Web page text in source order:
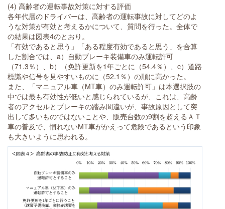
(4) 高齢者の運転事故対策に対する評価
各年代層のドライバーは、高齢者の運転事故に対してどのよ
うな対策が有効と考えるかについて、質問を行った。全体で
の結果は図表4のとおり。
「有効であると思う」「ある程度有効であると思う」を合算
した割合では、a）自動ブレーキ装備車のみ運転許可
（71.3％）、b）（免許更新を1年ごとに（54.4％）、c）道路
標識や信号を見やすいものに（52.1％）の順に高かった。
また、「マニュアル車（MT車）のみ運転許可」は本選択肢の
中では最も有効性が低いと感じられているが、これは、高齢
者のアクセルとブレーキの踏み間違いが、事故原因として突
出して多いものではないことや、販売台数の9割を超えるＡＴ
車の普及で、慣れないMT車がかえって危険であるという印象
も大きいように思われる。